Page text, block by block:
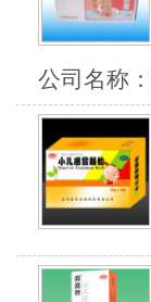
公司名称：